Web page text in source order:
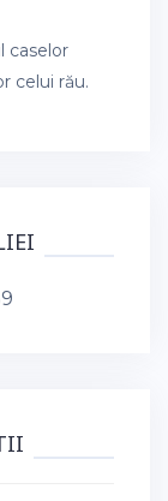
caselor
celui rău.